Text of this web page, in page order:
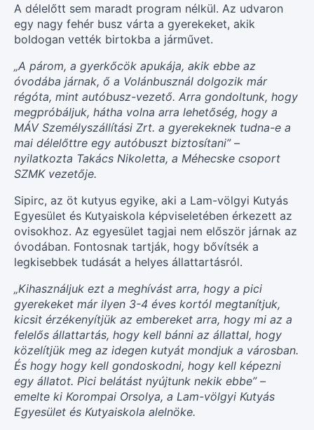
A délelőtt sem maradt program nélkül. Az udvaron
egy nagy fehér busz várta a gyerekeket, akik
boldogan vették birtokba a járművet.
„A párom, a gyerkőcök apukája, akik ebbe az
óvodába járnak, ő a Volánbusznál dolgozik már
régóta, mint autóbusz-vezető. Arra gondoltunk, hogy
megpróbáljuk, hátha volna arra lehetőség, hogy a
MÁV Személyszállítási Zrt. a gyerekeknek tudna-e a
mai délelőttre egy autóbuszt biztosítani” –
nyilatkozta Takács Nikoletta, a Méhecske csoport
SZMK vezetője.
Sipirc, az öt kutyus egyike, aki a Lam-völgyi Kutyás
Egyesület és Kutyaiskola képviseletében érkezett az
ovisokhoz. Az egyesület tagjai nem először járnak az
óvodában. Fontosnak tartják, hogy bővítsék a
legkisebbek tudását a helyes állattartásról.
„Kihasználjuk ezt a meghívást arra, hogy a pici
gyerekeket már ilyen 3-4 éves kortól megtanítjuk,
kicsit érzékenyítjük az embereket arra, hogy mi az a
felelős állattartás, hogy kell bánni az állattal, hogy
közelítjük meg az idegen kutyát mondjuk a városban.
És hogy hogy kell gondoskodni, hogy kell képezni
egy állatot. Pici belátást nyújtunk nekik ebbe” –
emelte ki Korompai Orsolya, a Lam-völgyi Kutyás
Egyesület és Kutyaiskola alelnöke.